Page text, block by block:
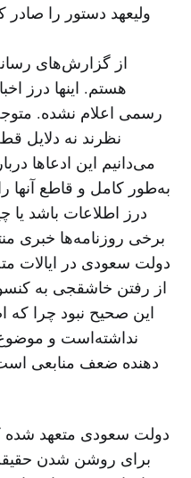
ولیعهد دستور را
هستم. اینها درز
رسمی اعلام نشده.
نظرند نه دلایل
می‌دانیم این ادعاها
به‌طور کامل و قاطع آنها
درز اطلاعات باشد یا
برخی روزنامه‌ها خبری
دولت سعودی در ایالات
از رفتن خاشقجی به
این صحیح نبود چرا که
نداشته‌است و
دهنده ضعف منابعی است
برای روشن شدن